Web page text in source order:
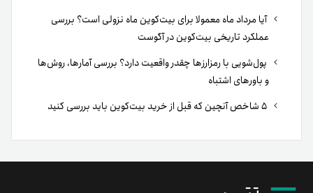
آیا مرداد ماه معمولا برای بیت‌کوین ماه نزولی است؟ بررسی
عملکرد تاریخی بیت‌کوین در آگوست
پول‌شویی با رمزارزها چقدر واقعیت دارد؟ بررسی آمارها، روش‌ها
و باورهای اشتباه